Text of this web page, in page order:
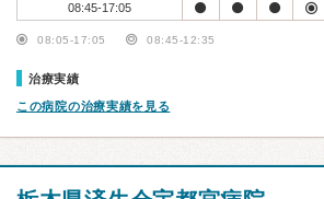
08:45-17:05
08:05-17:05 08:45-12:35
治療実績
この病院の治療実績を見る